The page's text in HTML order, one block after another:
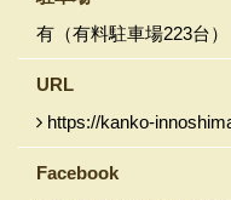
有（有料駐車場223台）
URL
https://kanko-
Facebook